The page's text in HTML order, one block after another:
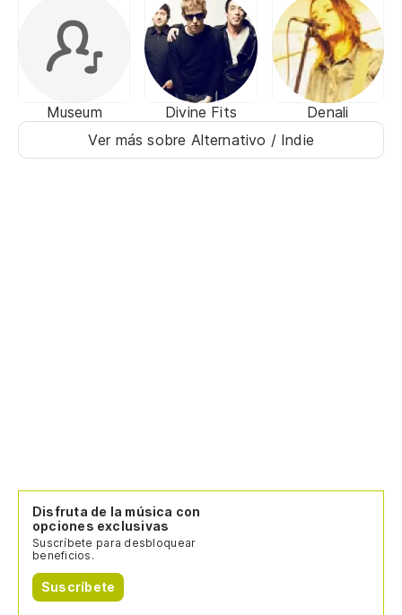
Museum Divine Fits
Denali
Ver más sobre Alternativo / Indie
Disfruta de la música con
opciones exclusivas
Suscríbete para desbloquear
beneficios.
Suscríbete